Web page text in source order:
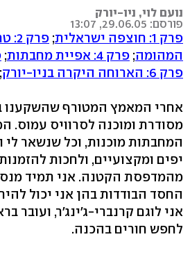
נועם לוי, ניו-יורק
פורסם: 29.06.05, 13:07
פרק 1: חוצפה ישראלית ; פרק 2: טריילינג
המהומה; פרק 4: אפיית מחבתות ;
פרק 6: הארוחה היקרה בניו-יורק
;
אחרי המאמץ המטורף שהשקענו
מסודרת ומוכנה לסרוויס עמוס.
המחבתות מוכנות, וכל שנשאר לי
יפים ומקצועיים, ולחכות
מהמדפסת הקטנה. אני תמיד
החסד הבודדות בהן אני יכול
אני לוגם קרנברי-ג'ינג'ר,
לחפש חורים בהכנה.